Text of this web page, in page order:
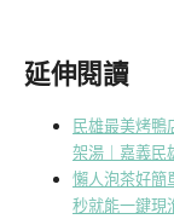
延伸閱讀
民雄最美烤鴨
架湯｜嘉義民
懶人泡茶好簡
秒就能一鍵現